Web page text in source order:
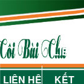
LIÊN HỆ
LIÊN
KẾT